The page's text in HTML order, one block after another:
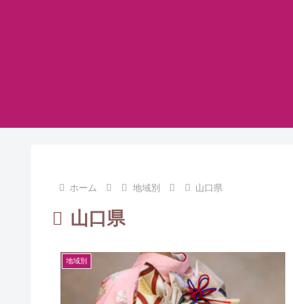
ホーム 地域別 山口県
山口県
地域別